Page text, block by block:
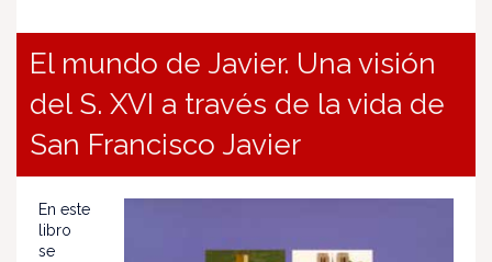
El mundo de Javier. Una visión
del S. XVI a través de la vida de
San Francisco Javier
En este
libro
se